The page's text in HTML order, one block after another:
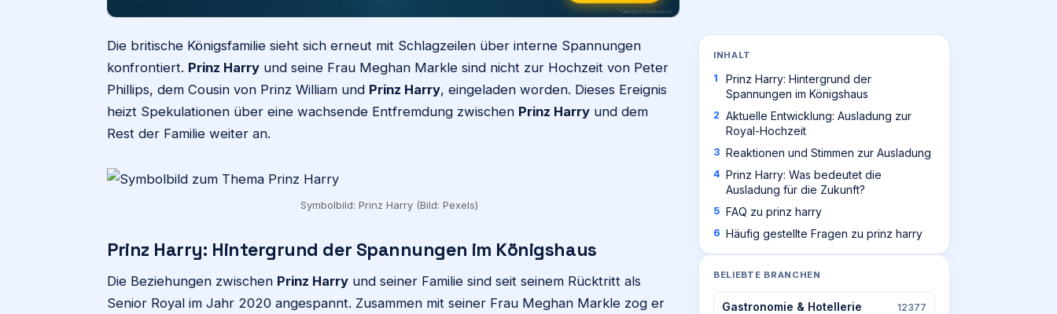
* Amazon-Partnerlink
Die britische Königsfamilie sieht sich erneut mit Schlagzeilen über interne Spannungen
konfrontiert. Prinz Harry und seine Frau Meghan Markle sind nicht zur Hochzeit von Peter
Phillips, dem Cousin von Prinz William und Prinz Harry, eingeladen worden. Dieses Ereignis
heizt Spekulationen über eine wachsende Entfremdung zwischen Prinz Harry und dem
Rest der Familie weiter an.
Symbolbild: Prinz Harry (Bild: Pexels)
Prinz Harry: Hintergrund der Spannungen im Königshaus
Die Beziehungen zwischen Prinz Harry und seiner Familie sind seit seinem Rücktritt als
Senior Royal im Jahr 2020 angespannt. Zusammen mit seiner Frau Meghan Markle zog er
INHALT
Prinz Harry: Hintergrund der
Spannungen im Königshaus
Aktuelle Entwicklung: Ausladung zur
Royal-Hochzeit
Reaktionen und Stimmen zur Ausladung
Prinz Harry: Was bedeutet die
Ausladung für die Zukunft?
FAQ zu prinz harry
Häufig gestellte Fragen zu prinz harry
BELIEBTE BRANCHEN
Gastronomie & Hotellerie 12377